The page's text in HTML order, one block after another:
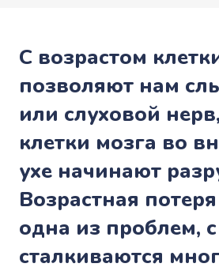
С возрастом
позволяют нам
или слуховой
клетки мозга во
ухе начинают
Возрастная
одна из проблем,
сталкиваются